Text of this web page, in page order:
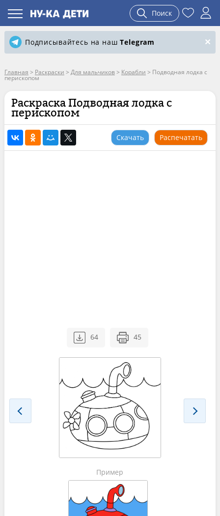
Поиск
Подписывайтесь на нашTelegram
Главная > Раскраски > Для мальчиков> Корабли > Подводная лодка с
перископом
Раскраска Подводная лодка с
перископом
Скачать Распечатать
64 45
Пример